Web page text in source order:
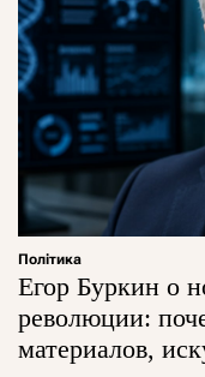
Політика
Егор Буркин о
революции:
материалов,